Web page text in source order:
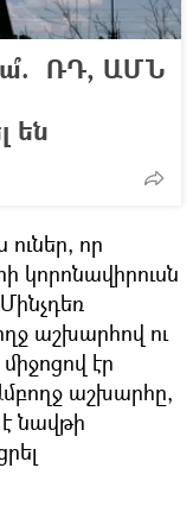
ՌԴ, ԱՄՆ
են
որ
կորոնավիրուսն
աշխարհով ու
էր
աշխարհը,
նավթի